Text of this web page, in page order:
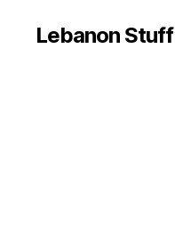
Lebanon Stuff